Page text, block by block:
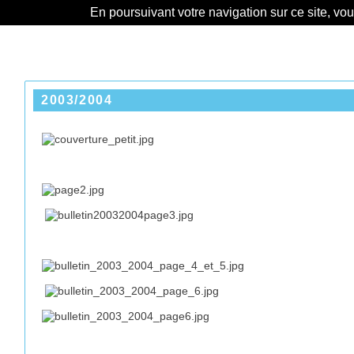
En poursuivant votre navigation sur ce site,
2003/2004